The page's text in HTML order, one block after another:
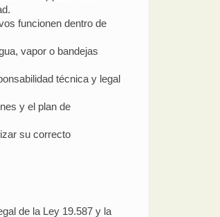
funcionen dentro de
vapor o bandejas
técnica y legal
y el plan de
su correcto
de la Ley 19.587 y la